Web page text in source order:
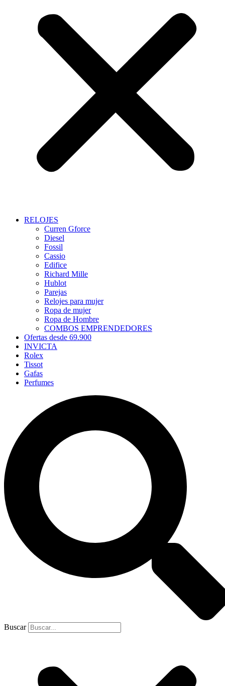
RELOJES
Curren Gforce
Diesel
Fossil
Cassio
Edifice
Richard Mille
Hublot
Parejas
Relojes para mujer
Ropa de mujer
Ropa de Hombre
COMBOS EMPRENDEDORES
Ofertas desde 69.900
INVICTA
Rolex
Tissot
Gafas
Perfumes
Buscar